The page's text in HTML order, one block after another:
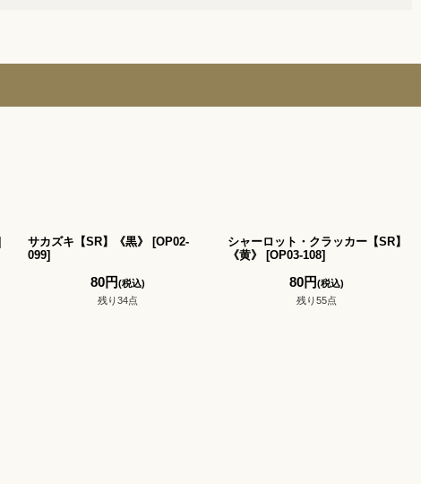
サカズキ【SR】《黒》 [OP02-
099]
80円(税込)
残り34点
シャーロット・クラッカー【SR】
《黄》
[OP03-108]
80円(税込)
残り55点